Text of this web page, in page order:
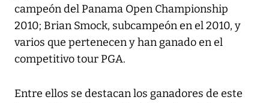
campeón del Panama Open Championship
2010; Brian Smock, subcampeón en el 2010, y
varios que pertenecen y han ganado en el
competitivo tour PGA.
Entre ellos se destacan los ganadores de este